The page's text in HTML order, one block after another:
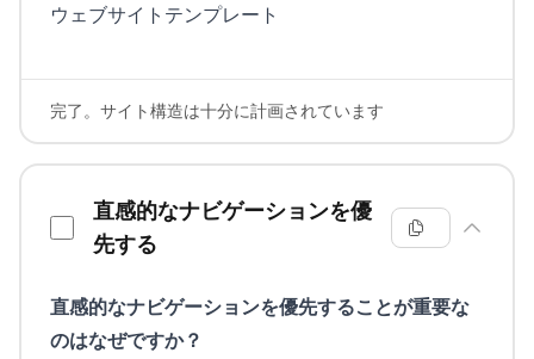
ウェブサイトテンプレート
完了。サイト構造は十分に計画されています
直感的なナビゲーションを優
先する
直感的なナビゲーションを優先することが重要な
のはなぜですか？